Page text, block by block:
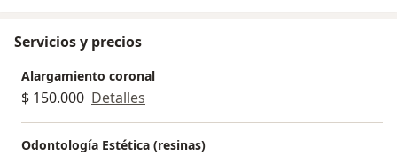
Servicios y precios
Alargamiento coronal
$ 150.000 Detalles
Odontología Estética (resinas)